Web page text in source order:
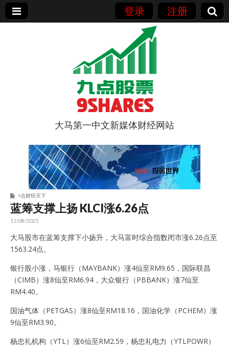
登录 注册
9点股票
大马第一中文新媒体财经网站
9点财经天下
蓝筹支撑上扬 KLCI涨6.26点
11/08/2025
大马股市在蓝筹支撑下小扬升，大马富时综合指数闭市涨6.26点至
1563.24点。
银行股小涨，马银行（MAYBANK）涨4仙至RM9.65，国际联昌
（CIMB）涨8仙至RM6.94，大众银行（PBBANK）涨7仙至
RM4.40。
国油气体（PETGAS）涨8仙至RM18.16，国油化学（PCHEM）涨
9仙至RM3.90。
杨忠礼机构（YTL）涨6仙至RM2.59，杨忠礼电力（YTLPOWR）